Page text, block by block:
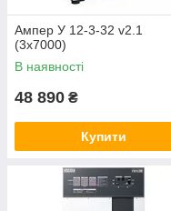
Ампер У 12-3-32 v2.1
(3х7000)
В наявності
48 890 ₴
Купити